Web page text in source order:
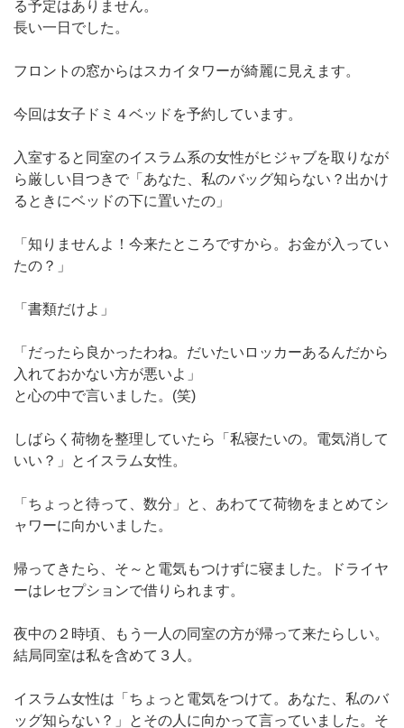
る予定はありません。
長い一日でした。
フロントの窓からはスカイタワーが綺麗に見えます。
今回は女子ドミ４ベッドを予約しています。
入室すると同室のイスラム系の女性がヒジャブを取りなが
ら厳しい目つきで「あなた、私のバッグ知らない？出かけ
るときにベッドの下に置いたの」
「知りませんよ！今来たところですから。お金が入ってい
たの？」
「書類だけよ」
「だったら良かったわね。だいたいロッカーあるんだから
入れておかない方が悪いよ」
と心の中で言いました。(笑)
しばらく荷物を整理していたら「私寝たいの。電気消して
いい？」とイスラム女性。
「ちょっと待って、数分」と、あわてて荷物をまとめてシ
ャワーに向かいました。
帰ってきたら、そ～と電気もつけずに寝ました。ドライヤ
ーはレセプションで借りられます。
夜中の２時頃、もう一人の同室の方が帰って来たらしい。
結局同室は私を含めて３人。
イスラム女性は「ちょっと電気をつけて。あなた、私のバ
ッグ知らない？」とその人に向かって言っていました。そ